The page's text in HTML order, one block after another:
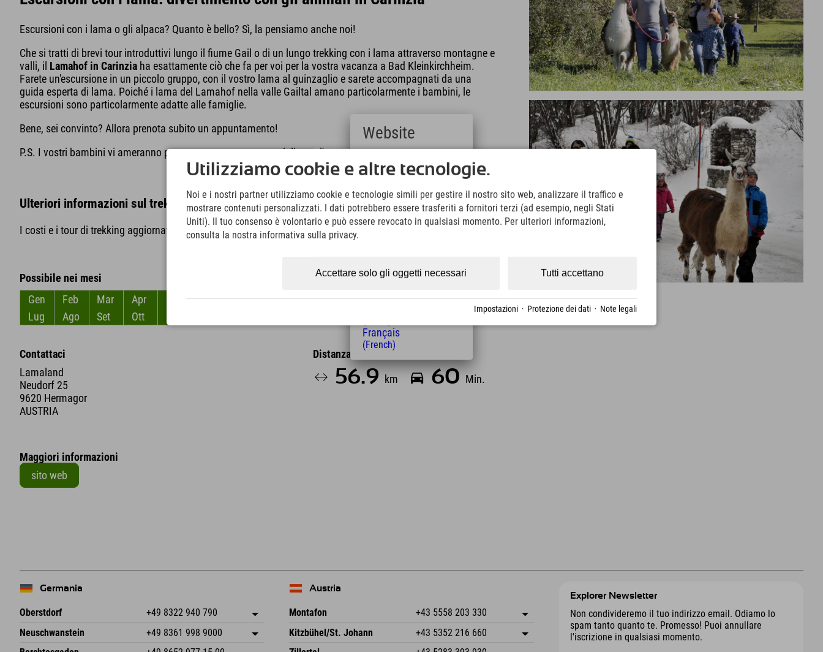
Escursioni con i lama o gli alpaca? Quanto è bello? Sì, la pensiamo anche noi!
Che si tratti di brevi tour introduttivi lungo il fiume Gail o di un lungo trekking con i lama attraverso montagne e
valli, il Lamahof in Carinzia ha esattamente ciò che fa per voi per la vostra vacanza a Bad Kleinkirchheim.
Farete un'escursione in un piccolo gruppo, con il vostro lama al guinzaglio e sarete accompagnati da una
guida esperta di lama. Poiché i lama del Lamahof nella valle Gailtal amano particolarmente i bambini, le
escursioni sono particolarmente adatte alle famiglie.
Bene, sei convinto? Allora prenota subito un appuntamento!
P.S. I vostri bambini vi ameranno per sempre per questo consiglio per l'escursione!
Ulteriori informazioni sul trekking con i lama a Lamaland:
I costi e i tour di trekking aggiornati si trovano qui !
Possibile nei mesi
Gen
Feb Mar Apr
Giu
Lug
Ago Set Ott
Contattaci
Lamaland
Neudorf 25
9620 Hermagor
AUSTRIA
Distanza dall'hotel
56.9 km 60 Min.
Maggiori informazioni
sito web
Germania
Oberstdorf +49 8322 940 790
An der Breitach 3
Salva indirizzo
Neuschwanstein +49 8361 998 9000
An der Riese 45 Salva indirizzo
Austria
Montafon +43 5558 203 330
Dorfstr. 127b
6793 Gaschurn/Montafon
Salva indirizzo
Kitzbühel/St. Johann +43 5352 216 660
Speckbacherstraße 87 Salva indirizzo
Explorer Newsletter
Non condivideremo il tuo indirizzo email. Odiamo lo
spam tanto quanto te. Promesso! Puoi annullare
l'iscrizione in qualsiasi momento.
Utilizziamo cookie e altre tecnologie.
Noi e i nostri partner utilizziamo cookie e tecnologie simili per gestire il nostro sito web, analizzare il traffico e
mostrare contenuti personalizzati. I dati potrebbero essere trasferiti a fornitori terzi (ad esempio, negli Stati
Uniti). Il tuo consenso è volontario e può essere revocato in qualsiasi momento. Per ulteriori informazioni,
consulta la nostra informativa sulla privacy.
Tutti accettano
Accettare solo gli oggetti necessari
Impostazioni · Protezione dei dati · Note legali
Website
Deutsch
(German)
(English)
Italiano
(Italian)
(Polish)
(Hungarian)
Français
(French)